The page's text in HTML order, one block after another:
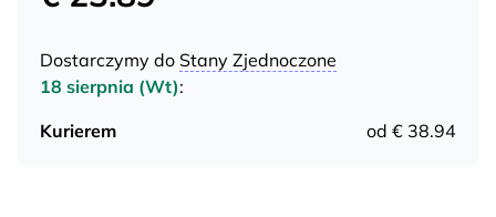
Dostarczymy do Stany Zjednoczone
18 sierpnia (Wt):
Kurierem
od € 38.94